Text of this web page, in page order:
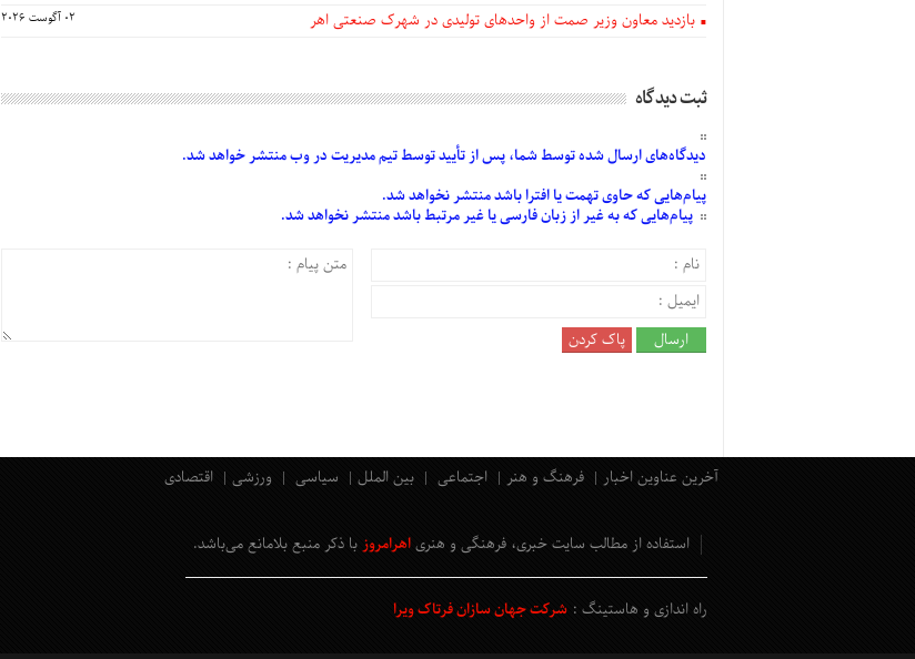
بازدید معاون وزیر صمت از واحدهای تولیدی در شهرک صنعتی اهر 02 آگوست 2026
ثبت دیدگاه
دیدگاه‌هایارسالشدهتوسط شما، پس از تأییدتوسط تیم مدیریت در وب منتشر خواهد شد.
پیام‌هاییکه حاوی تهمت یا افترا باشد منتشر نخواهد شد.
پیام‌هاییکه به غیر از زبان فارسی یا غیر مرتبط باشد منتشر نخواهد شد.
آخرین عناوین اخبار فرهنگ و هنر اجتماعی بین الملل سیاسی ورزشی اقتصادی
استفاده از مطالب سایت خبری، فرهنگی و هنری اهرامروز با ذکر منبع بلامانع می‌باشد.
راه اندازی و هاستینگ : شرکت جهان سازان فرتاک ویرا